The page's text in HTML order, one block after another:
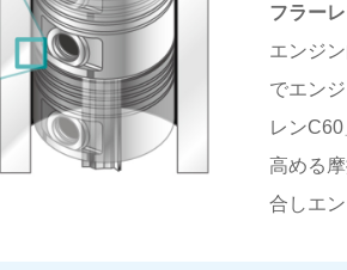
フラー
エンジ
でエン
レン
高める
合しエ